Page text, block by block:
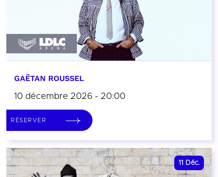
GAËTAN ROUSSEL
10 décembre 2026 - 20:00
RÉSERVER
11 Déc.